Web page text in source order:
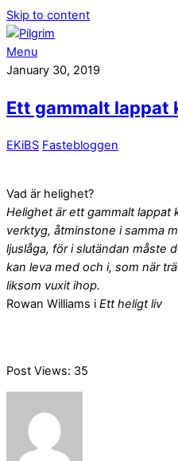
Skip to content
Menu
January 30, 2019
Ett gammalt lappat
EKiBS Fastebloggen
Vad är helighet?
Helighet är ett gammalt lappat
verktyg, åtminstone i samma
ljuslåga, för i slutändan måste
kan leva med och i, som när
liksom vuxit ihop.
Rowan Williams i Ett heligt liv
Post Views: 35